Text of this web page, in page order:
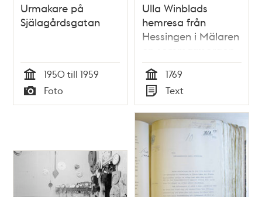
Urmakare på
Själagårdsgatan
Tid
1950 till 1959
Typ
Foto
Ulla Winblads
hemresa från
Hessingen i Mälaren
1769.
Tid
1769
Typ
Text